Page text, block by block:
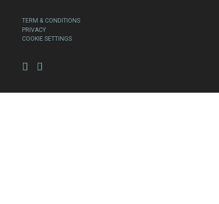
TERM & CONDITIONS
PRIVACY
COOKIE SETTINGS